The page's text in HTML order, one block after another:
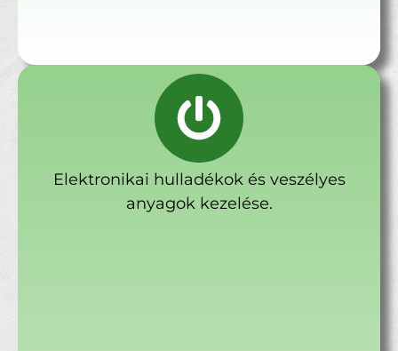
Elektronikai hulladékok és veszélyes
anyagok kezelése.